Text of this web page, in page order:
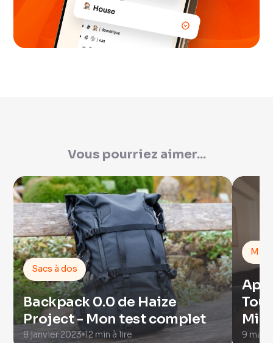
Vous pourriez aimer...
Sacs à dos
Backpack 0.0 de Haize
Project - Mon test complet
8 janvier 2023 12 min à lire
Mac
Mini
9 mai